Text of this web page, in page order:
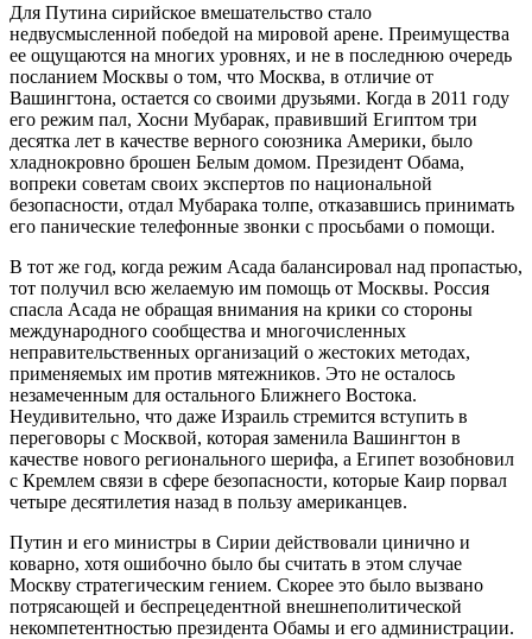
Для Путина сирийское вмешательство стало
недвусмысленной победой на мировой арене. Преимущества
ее ощущаются на многих уровнях, и не в последнюю очередь
посланием Москвы о том, что Москва, в отличие от
Вашингтона, остается со своими друзьями. Когда в 2011 году
его режим пал, Хосни Мубарак, правивший Египтом три
десятка лет в качестве верного союзника Америки, было
хладнокровно брошен Белым домом. Президент Обама,
вопреки советам своих экспертов по национальной
безопасности, отдал Мубарака толпе, отказавшись принимать
его панические телефонные звонки с просьбами о помощи.
В тот же год, когда режим Асада балансировал над пропастью,
тот получил всю желаемую им помощь от Москвы. Россия
спасла Асада не обращая внимания на крики со стороны
международного сообщества и многочисленных
неправительственных организаций о жестоких методах,
применяемых им против мятежников. Это не осталось
незамеченным для остального Ближнего Востока.
Неудивительно, что даже Израиль стремится вступить в
переговоры с Москвой, которая заменила Вашингтон в
качестве нового регионального шерифа, а Египет возобновил
с Кремлем связи в сфере безопасности, которые Каир порвал
четыре десятилетия назад в пользу американцев.
Путин и его министры в Сирии действовали цинично и
коварно, хотя ошибочно было бы считать в этом случае
Москву стратегическим гением. Скорее это было вызвано
потрясающей и беспрецедентной внешнеполитической
некомпетентностью президента Обамы и его администрации.